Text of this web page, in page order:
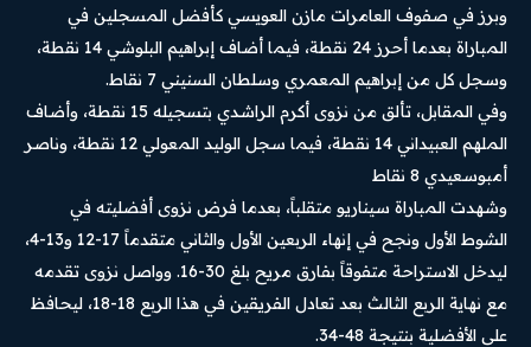
وبرز في صفوف العامرات مازن العويسي كأفضل المسجلين في
المباراة بعدما أحرز 24 نقطة، فيما أضاف إبراهيم البلوشي 14 نقطة،
وسجل كل من إبراهيم المعمري وسلطان السنيني 7 نقاط.
وفي المقابل، تألق من نزوى أكرم الراشدي بتسجيله 15 نقطة، وأضاف
الملهم العبيداني 14 نقطة، فيما سجل الوليد المعولي 12 نقطة، وناصر
أمبوسعيدي 8 نقاط
وشهدت المباراة سيناريو متقلباً، بعدما فرض نزوى أفضليته في
الشوط الأول ونجح في إنهاء الربعين الأول والثاني متقدماً 17-12 و13-4،
ليدخل الاستراحة متفوقاً بفارق مريح بلغ 30-16. وواصل نزوى تقدمه
مع نهاية الربع الثالث بعد تعادل الفريقين في هذا الربع 18-18، ليحافظ
على الأفضلية بنتيجة 48-34.